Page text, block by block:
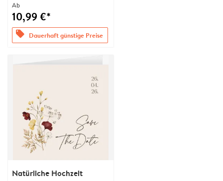
Ab
10,99 €*
offers Dauerhaft günstige Preise
Natürliche Hochzeit